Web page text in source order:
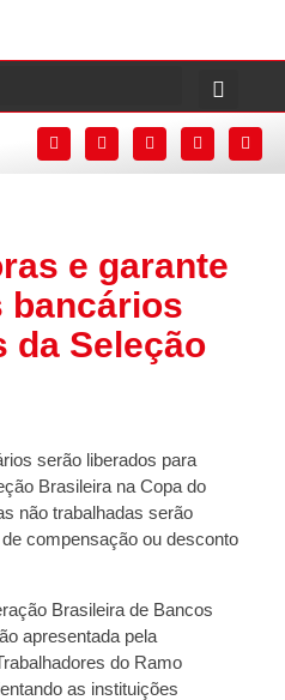
e garante
bancários
da Seleção
serão liberados para
Brasileira na Copa do
não trabalhadas serão
compensação ou desconto
Brasileira de Bancos
apresentada pela
do Ramo
as instituições